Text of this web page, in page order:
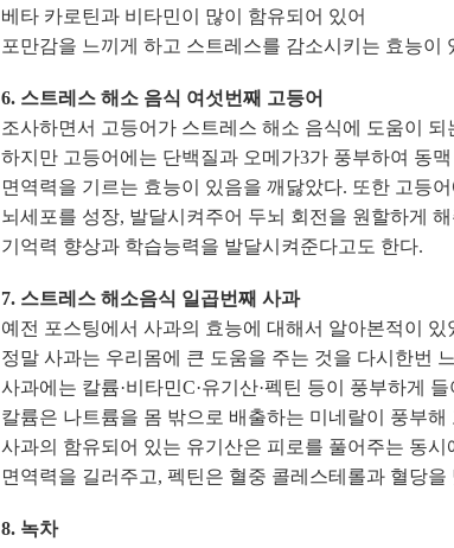
베타 카로틴과 비타민이 많이 함유되어 있어
포만감을 느끼게 하고 스트레스를 감소시키는 효능이
6. 스트레스 해소 음식 여섯번째 고등어
조사하면서 고등어가 스트레스 해소 음식에 도움이 되
하지만 고등어에는 단백질과 오메가3가 풍부하여 동
면역력을 기르는 효능이 있음을 깨닳았다. 또한 고등
뇌세포를 성장, 발달시켜주어 두뇌 회전을 원할하게 해
기억력 향상과 학습능력을 발달시켜준다고도 한다.
7. 스트레스 해소음식 일곱번째 사과
예전 포스팅에서 사과의 효능에 대해서 알아본적이 있
정말 사과는 우리몸에 큰 도움을 주는 것을 다시한번
사과에는 칼륨·비타민C·유기산·펙틴 등이 풍부하게 들
칼륨은 나트륨을 몸 밖으로 배출하는 미네랄이 풍부
사과의 함유되어 있는 유기산은 피로를 풀어주는 동시
면역력을 길러주고, 펙틴은 혈중 콜레스테롤과 혈당을
8. 녹차